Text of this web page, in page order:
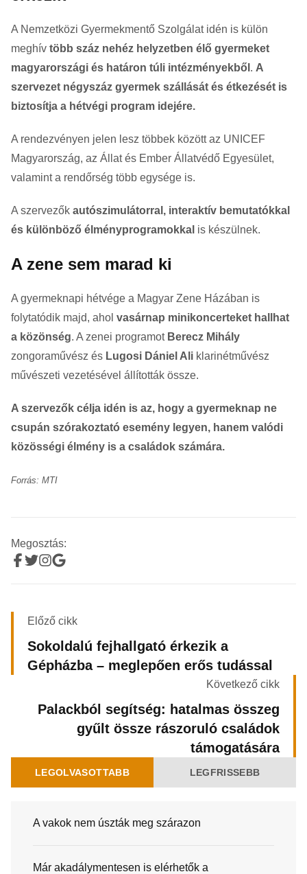
A Nemzetközi Gyermekmentő Szolgálat idén is külön
meghív több száz nehéz helyzetben élő gyermeket
magyarországi és határon túli intézményekből . A
szervezet négyszáz gyermek szállását és étkezését is
biztosítja a hétvégi program idejére.
A rendezvényen jelen lesz többek között az UNICEF
Magyarország, az Állat és Ember Állatvédő Egyesület,
valamint a rendőrség több egysége is.
A szervezők autószimulátorral, interaktív bemutatókkal
és különböző élményprogramokkal is készülnek.
A zene sem marad ki
A gyermeknapi hétvége a Magyar Zene Házában is
folytatódik majd, ahol vasárnap minikoncerteket hallhat
a közönség. A zenei programot Berecz Mihály
zongoraművész és Lugosi Dániel Ali klarinétművész
művészeti vezetésével állították össze.
A szervezők célja idén is az, hogy a gyermeknap ne
csupán szórakoztató esemény legyen, hanem valódi
közösségi élmény is a családok számára.
Forrás: MTI
Megosztás:
Előző cikk
Sokoldalú fejhallgató érkezik a
Gépházba – meglepően erős tudással
Következő cikk
Palackból segítség: hatalmas összeg
gyűlt össze rászoruló családok
támogatására
LEGOLVASOTTABB LEGFRISSEBB
A vakok nem úszták meg szárazon
Már akadálymentesen is elérhetők a